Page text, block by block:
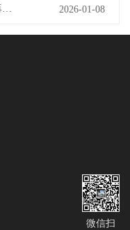
2026-01-08
微信扫